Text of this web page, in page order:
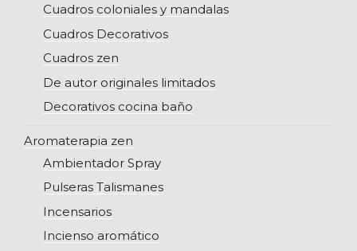
Cuadros coloniales y mandalas
Cuadros Decorativos
Cuadros zen
De autor originales limitados
Decorativos cocina baño
Aromaterapia zen
Ambientador Spray
Pulseras Talismanes
Incensarios
Incienso aromático